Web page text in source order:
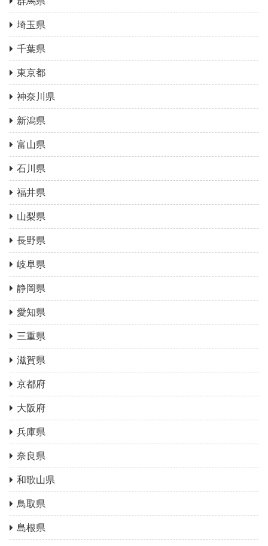
埼玉県
千葉県
東京都
神奈川県
新潟県
富山県
石川県
福井県
山梨県
長野県
岐阜県
静岡県
愛知県
三重県
滋賀県
京都府
大阪府
兵庫県
奈良県
和歌山県
鳥取県
島根県